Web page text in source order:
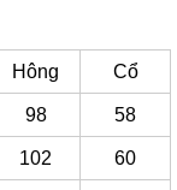
Hông Cổ
98 58
102 60